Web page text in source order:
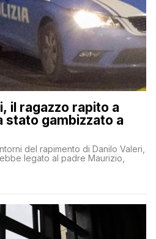
il ragazzo rapito a
stato gambizzato a
del rapimento di Danilo Valeri,
legato al padre Maurizio,